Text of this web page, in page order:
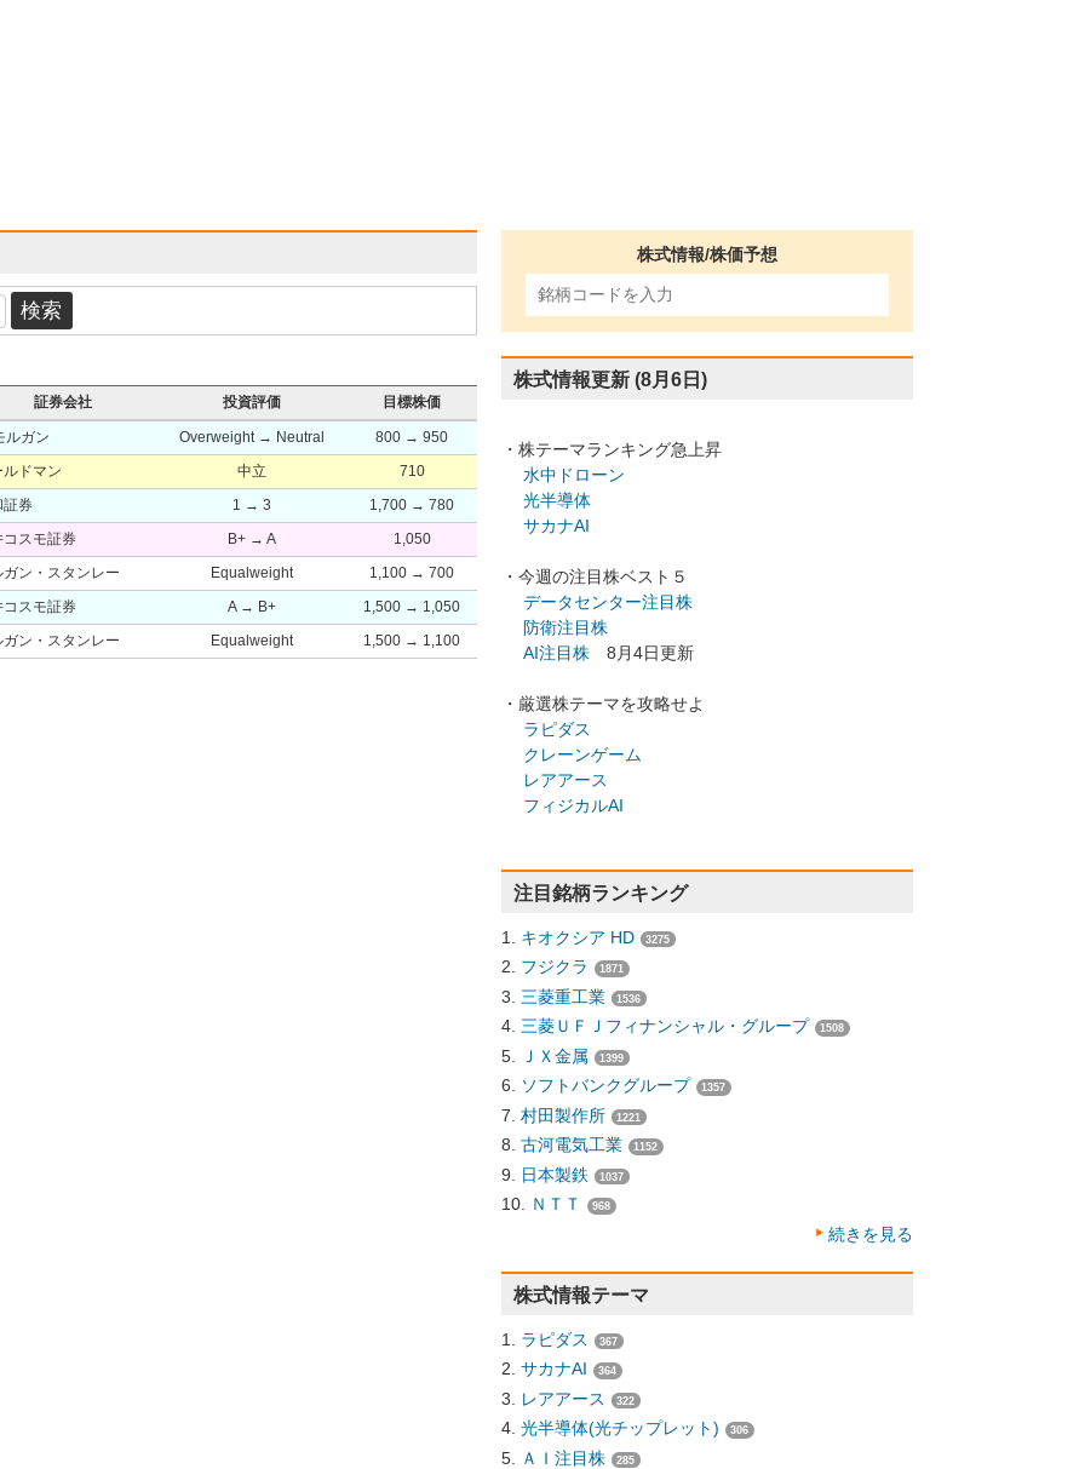
証券会社 投資評価 目標株価
ルガン Overweight → Neutral
800 → 950
ルドマン 中立
710
証券 1 → 3
1,700 → 780
コスモ証券 B+ → A
1,050
ガン・スタンレー Equalweight
1,100 → 700
コスモ証券 A → B+
1,500 → 1,050
ガン・スタンレー Equalweight 1,500 → 1,100
株式情報/株価予想
株式情報更新 (8月6日)
・株テーマランキング急上昇
水中ドローン
光半導体
サカナAI
・今週の注目株ベスト５
データセンター注目株
防衛注目株
AI注目株 8月4日更新
・厳選株テーマを攻略せよ
ラピダス
クレーンゲーム
レアアース
フィジカルAI
注目銘柄ランキング
キオクシア HD 3275
フジクラ 1871
三菱重工業 1536
三菱ＵＦＪフィナンシャル・グループ 1508
ＪＸ金属 1399
ソフトバンクグループ 1357
村田製作所 1221
古河電気工業 1152
日本製鉄 1037
ＮＴＴ 968
続きを見る
株式情報テーマ
ラピダス 367
サカナAI 364
レアアース 322
光半導体(光チップレット) 306
ＡＩ注目株 285